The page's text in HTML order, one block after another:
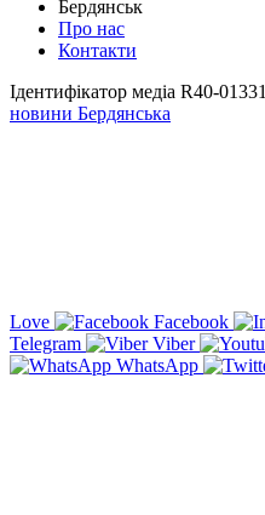
Бердянськ
Про нас
Контакти
Ідентифікатор медіа R40-01331
новини Бердянська
Love
Facebook
Telegram
Viber
WhatsApp